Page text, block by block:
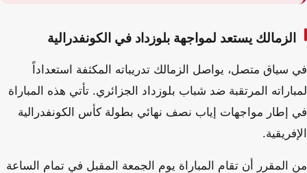
الزمالك يستعد لمواجهة بلوزداد في الكونفدرالية
في سياق متصل، يواصل الزمالك تدريباته المكثفة استعداداً
لمباراته المرتقبة ضد شباب بلوزداد الجزائري. تأتي هذه المباراة
في إطار مواجهات إياب نصف نهائي بطولة كأس الكونفدرالية
الإفريقية.
من المقرر أن تقام المباراة يوم الجمعة المقبل في تمام الساعة